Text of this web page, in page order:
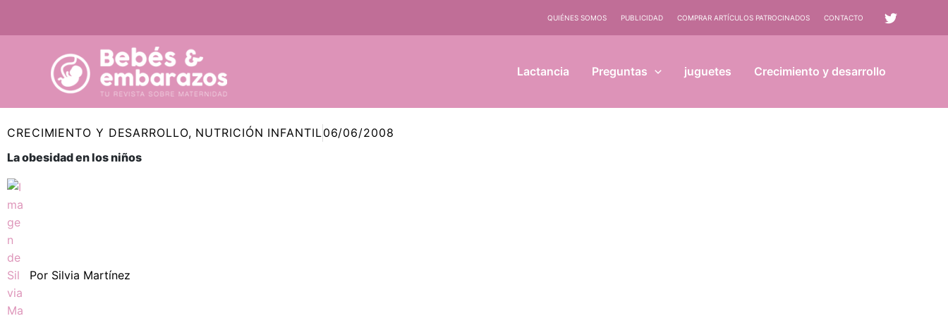
QUIÉNES SOMOS PUBLICIDAD COMPRAR ARTÍCULOS PATROCINADOS CONTACTO
Lactancia Preguntas juguetes Crecimiento y desarrollo
CRECIMIENTO Y DESARROLLO, NUTRICIÓN INFANTIL06/06/2008
La obesidad en los niños
Por Silvia Martínez